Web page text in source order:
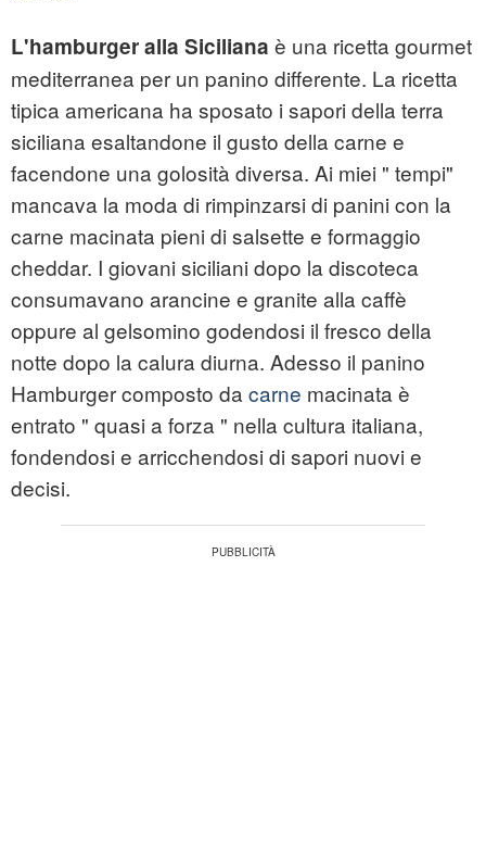
L'hamburger alla Siciliana è una ricetta gourmet
mediterranea per un panino differente. La ricetta
tipica americana ha sposato i sapori della terra
siciliana esaltandone il gusto della carne e
facendone una golosità diversa. Ai miei " tempi"
mancava la moda di rimpinzarsi di panini con la
carne macinata pieni di salsette e formaggio
cheddar. I giovani siciliani dopo la discoteca
consumavano arancine e granite alla caffè
oppure al gelsomino godendosi il fresco della
notte dopo la calura diurna. Adesso il panino
Hamburger composto da carne macinata è
entrato " quasi a forza " nella cultura italiana,
fondendosi e arricchendosi di sapori nuovi e
decisi.